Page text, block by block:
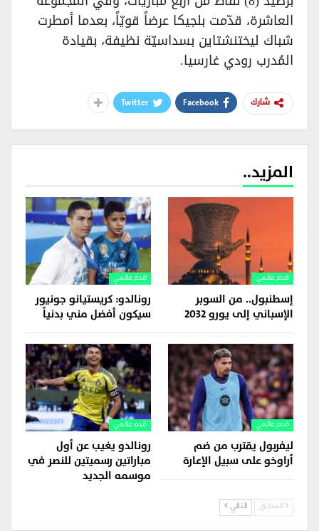
العاشرة، قدّمت بلجيكا عرضاً قويّاً، بعدما أمطرت
شباك ليختنشتاين بسداسيّة نظيفة، بقيادة
المُدرب رودي غارسيا.
شارك Facebook
Twitter
المزيد..
قدم عالمي
إسطنبول.. من السوبر
الإسباني إلى يورو 2032
قدم عالمي
رونالدو: كريستيانو جونيور
سيكون أفضل مني بدنياً
قدم عالمي
ليفربول يقترب من ضم
أراوخو على سبيل الإعارة
قدم عالمي
رونالدو يغيب عن أول
مباراتين رسميتين للنصر في
موسمه الجديد
السابق التالي